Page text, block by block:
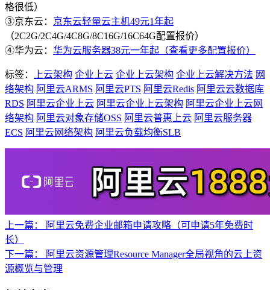
格很低）
③京东云： 京东云轻量云主机49元1年起
（2C2G/2C4G/4C8G/8C16G/16C64G配置报价）
④华为云： 华为云服务器38元一年起（查看更多配置报价）
标签： 上云架构 企业上云 企业上云架构 企业上云解决方法 网
络架构 阿里云ARMS 阿里云PTS 阿里云Redis 阿里云云数据库
RDS 阿里云企业上云 阿里云企业上云架构 阿里云企业上云网
络架构 阿里云对象存储OSS 阿里云普惠上云 阿里云服务器
ECS 阿里云网络架构 阿里云负载均衡SLB
上一篇：
阿里云免费企业邮箱申请攻略（可申请5年免费时
长）
下一篇：
阿里云资源管理Resource Manager全局视角的云上资
源概览与管理